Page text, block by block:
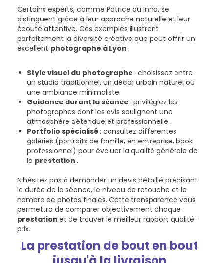
Certains experts, comme Patrice ou Inna, se
distinguent grâce à leur approche naturelle et leur
écoute attentive. Ces exemples illustrent
parfaitement la diversité créative que peut offrir un
excellent photographe à Lyon .
Style visuel du photographe : choisissez entre
un studio traditionnel, un décor urbain naturel ou
une ambiance minimaliste.
Guidance durant la séance : privilégiez les
photographes dont les avis soulignent une
atmosphère détendue et professionnelle.
Portfolio spécialisé : consultez différentes
galeries (portraits de famille, en entreprise, book
professionnel) pour évaluer la qualité générale de
la prestation .
N'hésitez pas à demander un devis détaillé précisant
la durée de la séance, le niveau de retouche et le
nombre de photos finales. Cette transparence vous
permettra de comparer objectivement chaque
prestation et de trouver le meilleur rapport qualité-
prix.
La prestation de bout en bout